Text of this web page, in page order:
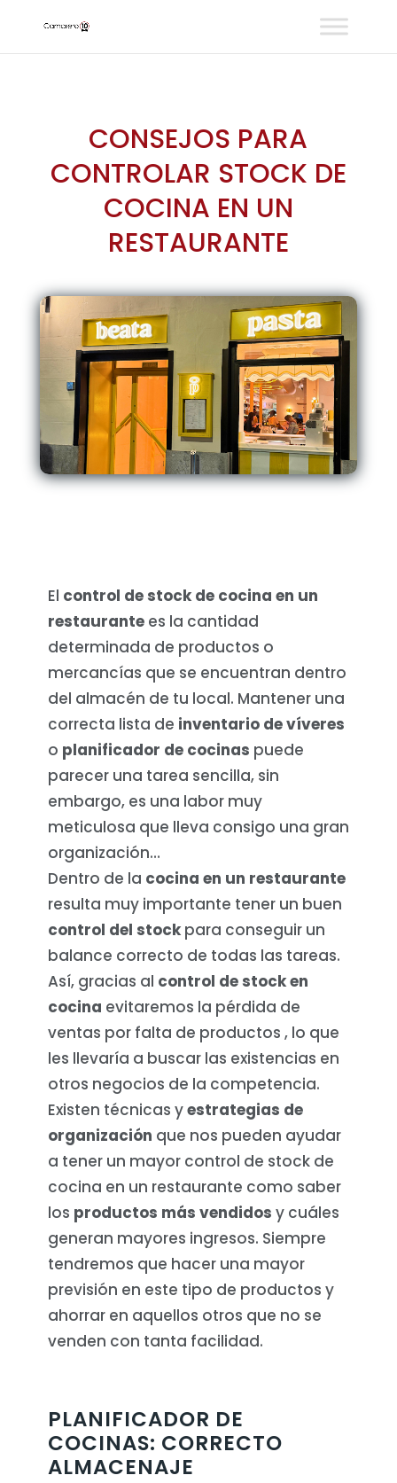
CONSEJOS PARA
CONTROLAR STOCK DE
COCINA EN UN
RESTAURANTE
El control de stock de cocina en un
restaurante es la cantidad
determinada de productos o
mercancías que se encuentran dentro
del almacén de tu local. Mantener una
correcta lista de inventario de víveres
o planificador de cocinas puede
parecer una tarea sencilla, sin
embargo, es una labor muy
meticulosa que lleva consigo una gran
organización…
Dentro de la cocina en un restaurante
resulta muy importante tener un buen
control del stock para conseguir un
balance correcto de todas las tareas.
Así, gracias al control de stock en
cocina evitaremos la pérdida de
ventas por falta de productos , lo que
les llevaría a buscar las existencias en
otros negocios de la competencia.
Existen técnicas yestrategias de
organización que nos pueden ayudar
a tener un mayor control de stock de
cocina en un restaurante como saber
los productos más vendidos y cuáles
generan mayores ingresos. Siempre
tendremos que hacer una mayor
previsión en este tipo de productos y
ahorrar en aquellos otros que no se
venden con tanta facilidad.
PLANIFICADOR DE
COCINAS: CORRECTO
ALMACENAJE